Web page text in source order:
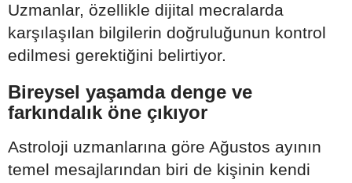
Uzmanlar, özellikle dijital mecralarda
karşılaşılan bilgilerin doğruluğunun kontrol
edilmesi gerektiğini belirtiyor.
Bireysel yaşamda denge ve
farkındalık öne çıkıyor
Astroloji uzmanlarına göre Ağustos ayının
temel mesajlarından biri de kişinin kendi